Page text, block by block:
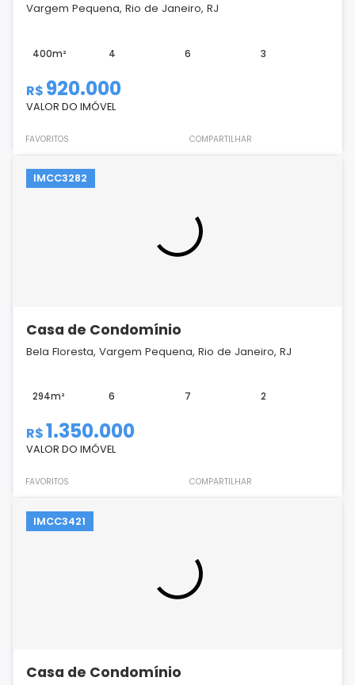
Vargem Pequena, Rio de Janeiro, RJ
400m² 4 6 3
R$ 920.000
VALOR DO IMÓVEL
FAVORITOS COMPARTILHAR
IMCC3282
Casa de Condomínio
Bela Floresta, Vargem Pequena, Rio de Janeiro, RJ
294m² 6 7 2
R$1.350.000
VALOR DO IMÓVEL
FAVORITOS COMPARTILHAR
IMCC3421
Casa de Condomínio